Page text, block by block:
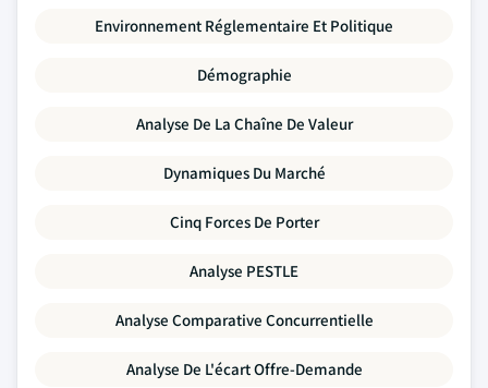
Environnement Réglementaire Et Politique
Démographie
Analyse De La Chaîne De Valeur
Dynamiques Du Marché
Cinq Forces De Porter
Analyse PESTLE
Analyse Comparative Concurrentielle
Analyse De L'écart Offre-Demande